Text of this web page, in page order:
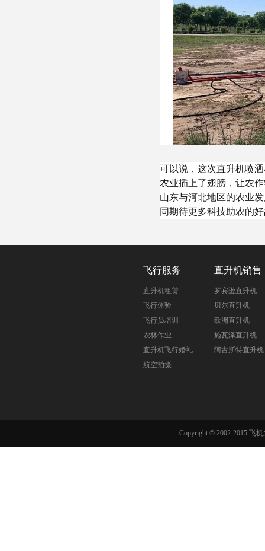
可以说，这次直升机喷
农业插上了翅膀，让农
山东与河北地区的农业
同期待更多科技助农的
飞行服务
直升机租赁
飞行体验
飞行员培训
农林作业
直升机飞行婚礼
航空拍摄
直升机销售
罗宾逊直升机
贝尔直升机
欧洲直升机
施瓦泽直升机
阿古斯特直升机
Copyright © 2002-2015 飞